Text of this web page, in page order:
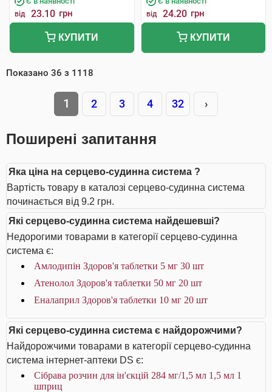
від 23.10 грн
КУПИТИ
від 24.20 грн
КУПИТИ
Показано 36 з 1118
1 2 3 4 32 ›
Поширені запитання
Яка ціна на серцево-судинна система ?
Вартість товару в каталозі серцево-судинна система
починається від 9.2 грн.
Які серцево-судинна система найдешевші?
Недорогими товарами в категорії серцево-судинна
система є:
Амлодипін Здоров'я таблетки 5 мг 30 шт
Атенолол Здоров'я таблетки 50 мг 20 шт
Еналаприл Здоров'я таблетки 10 мг 20 шт
Які серцево-судинна система є найдорожчими?
Найдорожчими товарами в категорії серцево-судинна
система інтернет-аптеки DS є:
Сібрава розчин для ін'єкцій 284 мг/1,5 мл 1,5 мл 1
шприц